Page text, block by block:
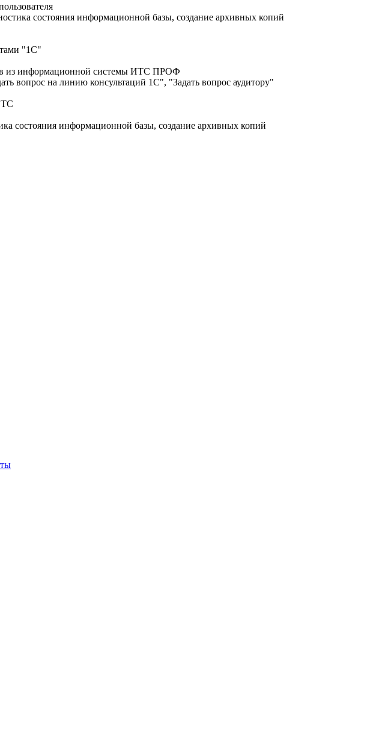
состояния информационной базы, создание архивных копий
"1С"
из информационной системы ИТС ПРОФ
вопрос на линию консультаций 1С", "Задать вопрос аудитору"
состояния информационной базы, создание архивных копий